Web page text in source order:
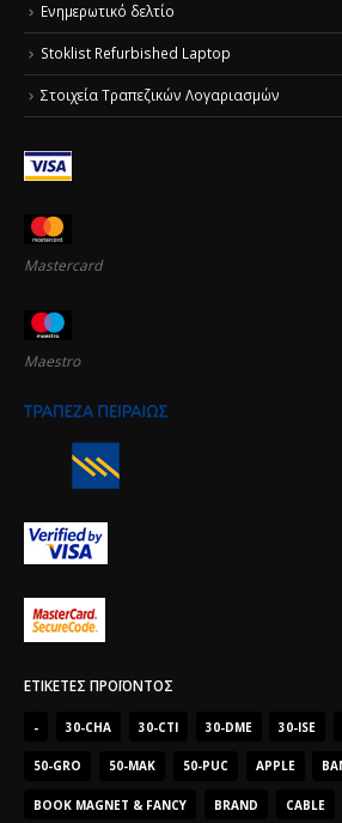
Ενημερωτικό δελτίο
Stoklist Refurbished Laptop
Στοιχεία Τραπεζικών Λογαριασμών
Mastercard
Maestro
ΕΤΙΚΈΤΕΣ ΠΡΟΪΌΝΤΟΣ
- 30-CHA 30-CTI 30-DME 30-ISE
50-GRO 50-MAK 50-PUC APPLE
BOOK MAGNET & FANCY BRAND CABLE